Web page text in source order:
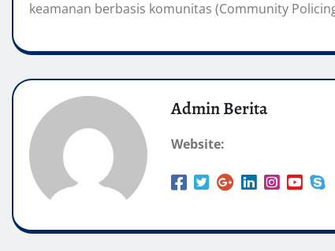
keamanan berbasis komunitas (Community
Admin Berita
Website: